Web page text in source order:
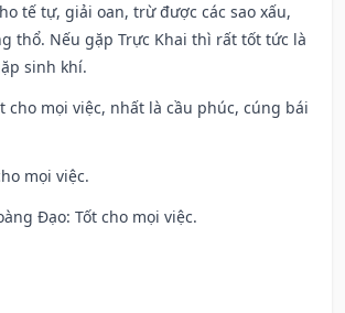
tế tự, giải oan, trừ được các sao xấu,
thổ. Nếu gặp Trực Khai thì rất tốt tức là
sinh khí.
cho mọi việc, nhất là cầu phúc, cúng bái
mọi việc.
Đạo: Tốt cho mọi việc.